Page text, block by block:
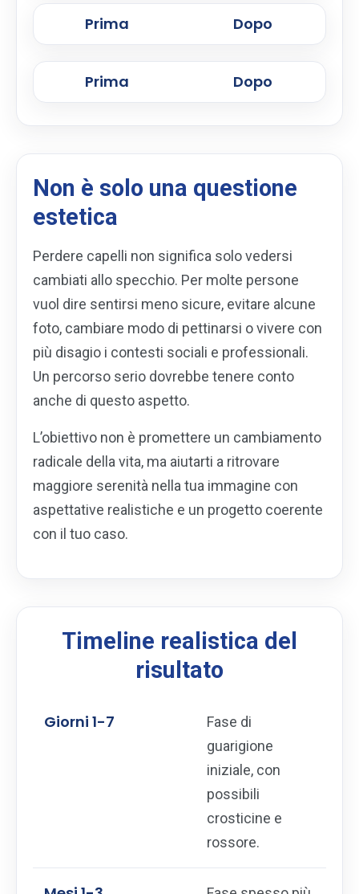
Prima Dopo
Prima Dopo
Non è solo una questione
estetica
Perdere capelli non significa solo vedersi
cambiati allo specchio. Per molte persone
vuol dire sentirsi meno sicure, evitare alcune
foto, cambiare modo di pettinarsi o vivere con
più disagio i contesti sociali e professionali.
Un percorso serio dovrebbe tenere conto
anche di questo aspetto.
L’obiettivo non è promettere un cambiamento
radicale della vita, ma aiutarti a ritrovare
maggiore serenità nella tua immagine con
aspettative realistiche e un progetto coerente
con il tuo caso.
Timeline realistica del
risultato
Giorni 1-7
Fase di
guarigione
iniziale, con
possibili
crosticine e
rossore.